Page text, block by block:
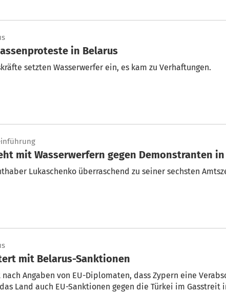
in Belarus
setzten Wasserwerfer ein, es kam zu Verhaftungen.
mit Wasserwerfern gegen Demonstranten
Lukaschenko überraschend zu seiner sechsten
mit Belarus-Sanktionen
Angaben von EU-Diplomaten, dass Zypern eine
Land auch EU-Sanktionen gegen die Türkei im Gasstreit